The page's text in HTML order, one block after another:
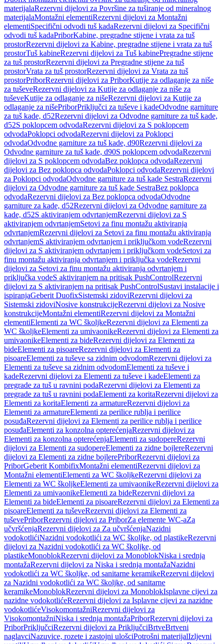
materijalaRezervni dijelovi za Površine za tuširanje od mineralnog
materijalaMontažni elementiRezervni dijelovi za Montažni
elementiSpecifični odvodi tuš kadaRezervni dijelovi za Specifični
odvodi tuš kadaPriborKabine, pregradne stijene i vrata za tuš
prostorRezervni dijelovi za Kabine, pregradne stijene i vrata za tuš
prostorTuš kabineRezervni dijelovi za Tuš kabinePregradne stijene
za tuš prostorRezervni dijelovi za Pregradne stijene za tuš
prostorVrata za tuš prostorRezervni dijelovi za Vrata za tuš
prostorPriborRezervni dijelovi za PriborKutije za odlaganje za niše
za tuševeRezervni dijelovi za Kutije za odlaganje za niše za
tuševeKutije za odlaganje za nišeRezervni dijelovi za Kutije za
odlaganje za nišePriborPriključci za tuševe i kadeOdvodne garniture
za tuš kade, d52Rezervni dijelovi za Odvodne garniture za tuš kade,
d52S poklopcem odvodaRezervni dijelovi za S poklopcem
odvodaPoklopci odvodaRezervni dijelovi za Poklopci
odvodaOdvodne garniture za tuš kade, d90Rezervni dijelovi za
Odvodne garniture za tuš kade, d90S poklopcem odvodaRezervni
dijelovi za S poklopcem odvodaBez poklopca odvodaRezervni
dijelovi za Bez poklopca odvodaPoklopci odvodaRezervni dijelovi
za Poklopci odvodaOdvodne garniture za tuš kade SestraRezervni
dijelovi za Odvodne garniture za tuš kade SestraBez poklopca
odvodaRezervni dijelovi za Bez poklopca odvodaOdvodne
garniture za kade, d52Rezervni dijelovi za Odvodne garniture za
kade, d52S aktiviranjem odvrtanjemRezervni dijelovi za S
aktiviranjem odvrtanjemSetovi za finu montažu aktiviranja
odvrtanjemRezervni dijelovi za Setovi za finu montažu aktiviranja
odvrtanjemS aktiviranjem odvrtanjem i priključkom vodeRezervni
dijelovi za S aktiviranjem odvrtanjem i priključkom vodeSetovi za
finu montažu aktiviranja odvrtanjem i priključka vodeRezervni
dijelovi za Setovi za finu montažu aktiviranja odvrtanjem i
priključka vodeS aktiviranjem na pritisak PushControlRezervni
dijelovi za S aktiviranjem na pritisak PushControlSustavi instalacije i
ispiranjaGeberit DuofixSistemski zidoviRezervni dijelovi za
Sistemski zidoviNosive konstrukcijeRezervni dijelovi za Nosive
konstrukcijeMontažni elementiRezervni dijelovi za Montažni
elementiElementi za WC školjkeRezervni dijelovi za Elementi za
WC školjkeElementi za umivaonikeRezervni dijelovi za Elementi za
umivaonikeElementi za bideRezervni dijelovi za Elementi za
bideElementi za pisoareRezervni dijelovi za Elementi za
pisoareElementi za tuševe sa zidnim odvodomRezervni dijelovi za
Elementi za tuševe sa zidnim odvodomElementi za tuševe i
kadeRezervni dijelovi za Elementi za tuševe i kadeElementi za
pregrade za tuš u ravnini podaRezervni dijelovi za Elementi za
pregrade za tuš u ravnini podaElementi za koritaRezervni dijelovi za
Elementi za koritaElementi za armatureRezervni dijelovi za
Elementi za armatureElementi za perilice rublja i perilice
posuđaRezervni dijelovi za Elementi za perilice rublja i perilice
posuđaElementi za konzolna opterećenjaRezervni dijelovi za
Elementi za konzolna opterećenjaElementi za sudopereRezervni
dijelovi za Elementi za sudopereElementi za zidne bojlereRezervni
dijelovi za Elementi za zidne bojlerePriborRezervni dijelovi za
PriborGeberit KombifixMontažni elementiRezervni dijelovi za
Montažni elementiElementi za WC školjkeRezervni dijelovi za
Elementi za WC školjkeElementi za umivaonikeRezervni dijelovi za
Elementi za umivaonikeElementi za bideRezervni dijelovi za
Elementi za bideElementi za pisoareRezervni dijelovi za Elementi za
pisoareElementi za tuševeRezervni dijelovi za Elementi za
tuševePriborRezervni dijelovi za PriborZa elemente WC-aZa
učvršćenjaRezervni dijelovi za Za učvršćenjaNazidni
vodokotlićiNazidni vodokotlići za WC školjke, od plastikeRezervni
dijelovi za Nazidni vodokotlići za WC školjke, od
plastikeMonoblokRezervni dijelovi za MonoblokNiska i srednja
montažaRezervni dijelovi za Niska i srednja montažaNazidni
vodokotlići za WC školjke, od sanitarne keramikeRezervni dijelovi
za Nazidni vodokotlići za WC školjke, od sanitarne
keramikeMonoblokRezervni dijelovi za MonoblokIsplavne cijevi za
nazidne vodokotlićeRezervni dijelovi za Isplavne cijevi za nazidne
vodokotlićeVisokomontažniRezervni dijelovi za
VisokomontažniNiska i srednja montažaPriborRezervni dijelovi za
PriborPriključciRezervni dijelovi za PriključciBrtveBrtveni
naglavciNazuvice, rozete i zastojni ulošciPotrošni materijalIzljevni